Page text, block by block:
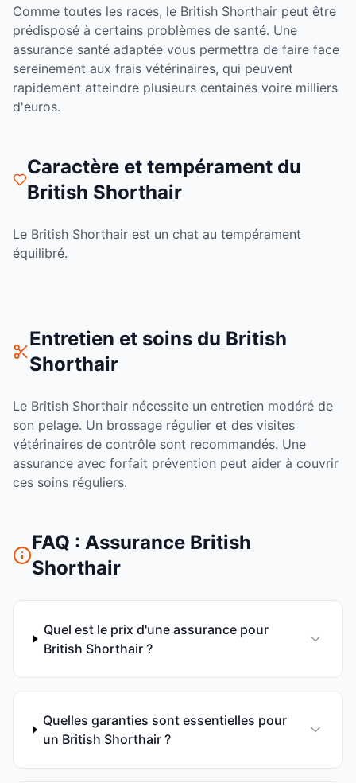
Comme toutes les races, le British Shorthair peut être
prédisposé à certains problèmes de santé. Une
assurance santé adaptée vous permettra de faire face
sereinement aux frais vétérinaires, qui peuvent
rapidement atteindre plusieurs centaines voire milliers
d'euros.
Caractère et tempérament du
British Shorthair
Le British Shorthair est un chat au tempérament
équilibré.
Entretien et soins du British
Shorthair
Le British Shorthair nécessite un entretien modéré de
son pelage. Un brossage régulier et des visites
vétérinaires de contrôle sont recommandés. Une
assurance avec forfait prévention peut aider à couvrir
ces soins réguliers.
FAQ : Assurance British
Shorthair
Quel est le prix d'une assurance pour
British Shorthair ?
Quelles garanties sont essentielles pour
un British Shorthair ?